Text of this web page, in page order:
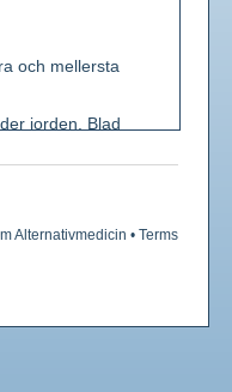
och mellersta
jorden. Blad
mörkt brunröda.
gammal.
Alternativmedicin • Terms